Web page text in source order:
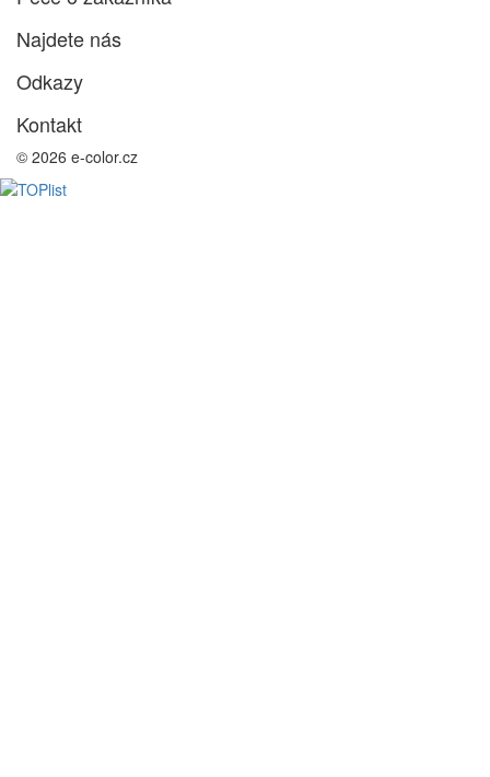
Najdete nás
Odkazy
Kontakt
© 2026 e-color.cz